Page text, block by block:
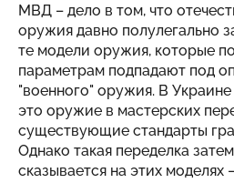
МВД – дело в том, что
оружия давно полулегально
те модели оружия, которые
параметрам подпадают под
"военного" оружия. В
это оружие в мастерских
существующие стандарты
Однако такая переделка
сказывается на этих моделях